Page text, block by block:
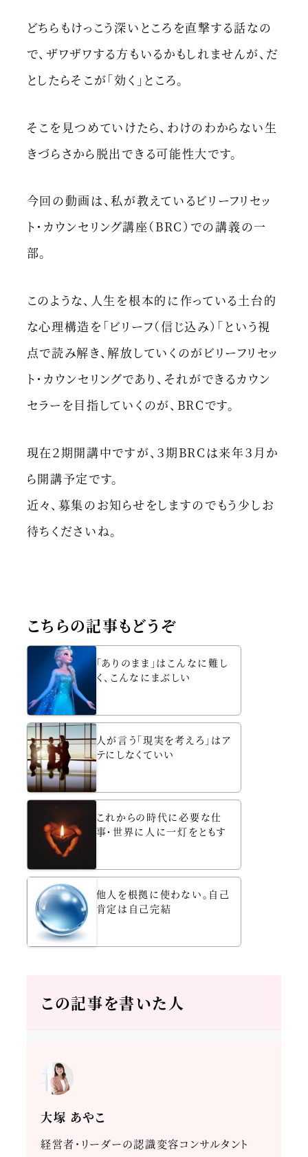
どちらもけっこう深いところを直撃する話なの
で、ザワザワする方もいるかもしれませんが、だ
としたらそこが「効く」ところ。
そこを見つめていけたら、わけのわからない生
きづらさから脱出できる可能性大です。
今回の動画は、私が教えているビリーフリセッ
ト・カウンセリング講座（BRC）での講義の一
部。
このような、人生を根本的に作っている土台的
な心理構造を「ビリーフ（信じ込み）「という視
点で読み解き、解放していくのがビリーフリセッ
ト・カウンセリングであり、それができるカウン
セラーを目指していくのが、BRCです。
現在２期開講中ですが、３期BRCは来年３月か
ら開講予定です。
近々、募集のお知らせをしますのでもう少しお
待ちくださいね。
こちらの記事もどうぞ
「ありのまま」はこんなに難し
く、こんなにまぶしい
人が言う「現実を考えろ」はア
テにしなくていい
これからの時代に必要な仕
事・世界に人に一灯をともす
他人を根拠に使わない。自己
肯定は自己完結
この記事を書いた人
大塚 あやこ
経営者・リーダーの認識変容コンサルタント